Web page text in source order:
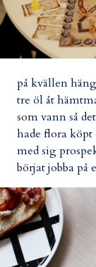
på kvällen
tre öl åt
som vann så
hade flora
med sig
börjat jobba på